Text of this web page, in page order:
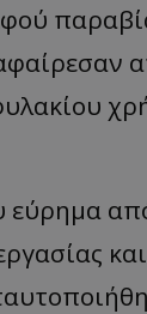
εύρημα